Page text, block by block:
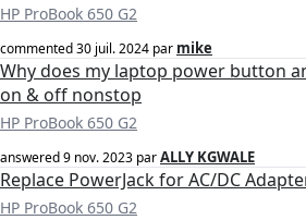
HP ProBook 650 G2
commented30 juil. 2024 par mike
Why does my laptop power button
on & off nonstop
HP ProBook 650 G2
answered9 nov. 2023 parALLY KGWALE
Replace PowerJack for AC/DC
HP ProBook 650 G2